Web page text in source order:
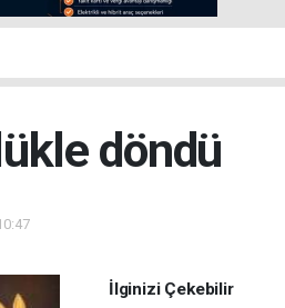
döndü
İlginizi Çekebilir